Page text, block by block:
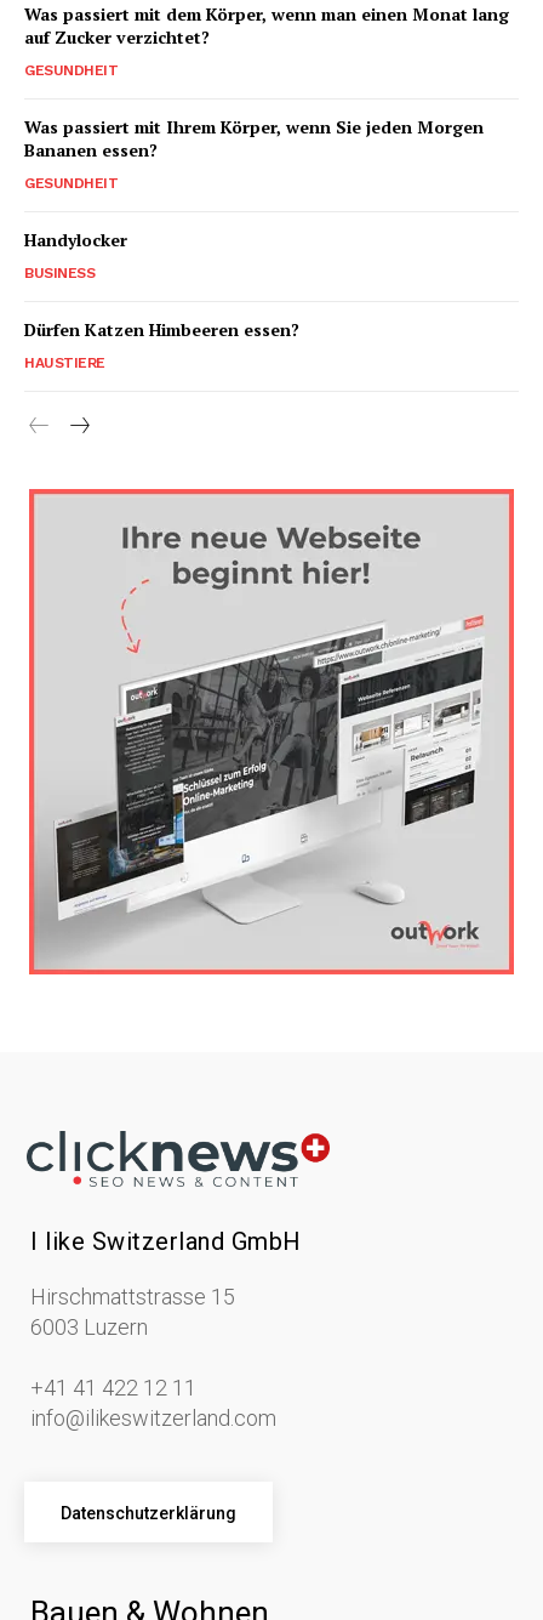
Was passiert mit dem Körper, wenn man einen Monat lang
auf Zucker verzichtet?
GESUNDHEIT
Was passiert mit Ihrem Körper, wenn Sie jeden Morgen
Bananen essen?
GESUNDHEIT
Handylocker
BUSINESS
Dürfen Katzen Himbeeren essen?
HAUSTIERE
I like Switzerland GmbH
Hirschmattstrasse 15
6003 Luzern
+41 41 422 12 11
info@ilikeswitzerland.com
Datenschutzerklärung